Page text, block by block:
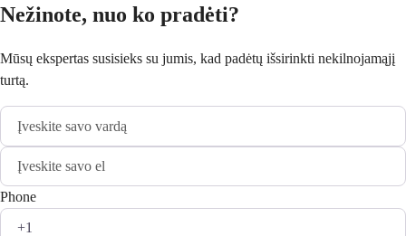
Nežinote, nuo ko pradėti?
Mūsų ekspertas susisieks su jumis, kad padėtų išsirinkti nekilnojamąjį
turtą.
Phone